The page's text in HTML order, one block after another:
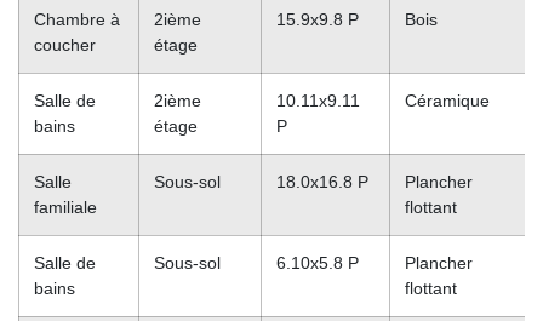
Chambre à
coucher
2ième
étage
15.9x9.8 P Bois
Salle de
bains
2ième
étage
10.11x9.11
P
Céramique
Salle
familiale
Sous-sol 18.0x16.8 P
Plancher
flottant
Salle de
bains
Sous-sol 6.10x5.8 P
Plancher
flottant